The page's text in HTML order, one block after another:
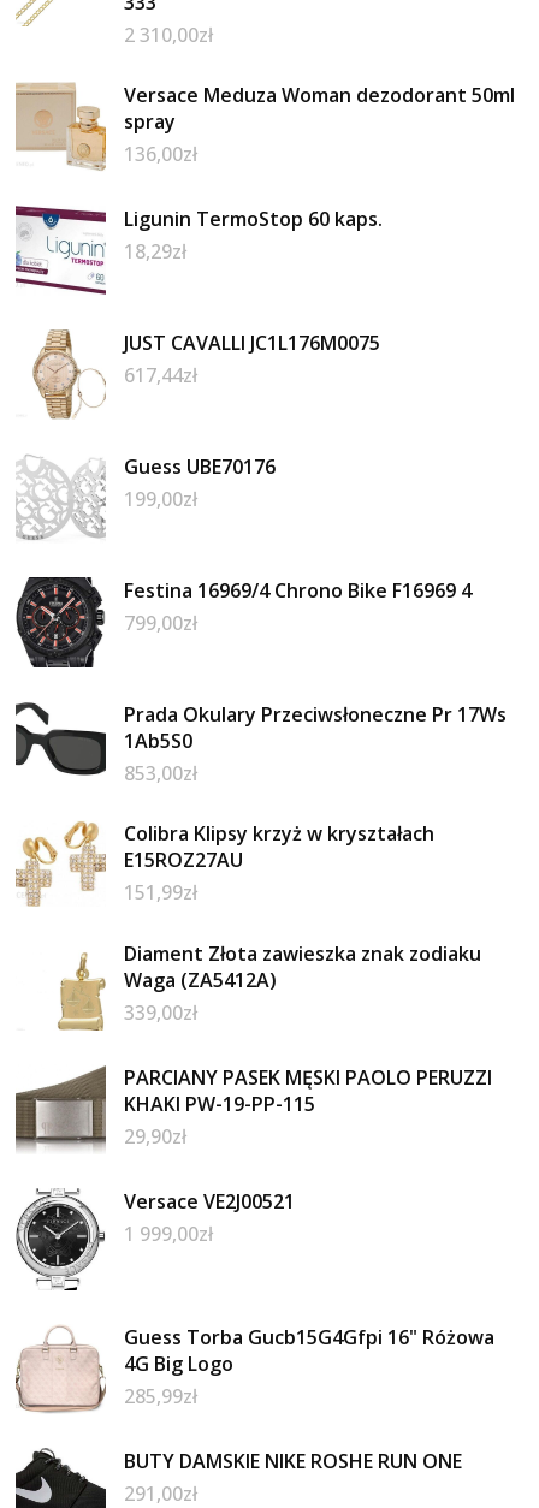
2 310,00zł
Versace Meduza Woman dezodorant 50ml
spray
136,00zł
Ligunin TermoStop 60 kaps.
18,29zł
JUST CAVALLI JC1L176M0075
617,44zł
Guess UBE70176
199,00zł
Festina 16969/4 Chrono Bike F16969 4
799,00zł
Prada Okulary Przeciwsłoneczne Pr 17Ws
1Ab5S0
853,00zł
Colibra Klipsy krzyż w kryształach
E15ROZ27AU
151,99zł
Diament Złota zawieszka znak zodiaku
Waga (ZA5412A)
339,00zł
PARCIANY PASEK MĘSKI PAOLO PERUZZI
KHAKI PW-19-PP-115
29,90zł
Versace VE2J00521
1 999,00zł
Guess Torba Gucb15G4Gfpi 16" Różowa
4G Big Logo
285,99zł
BUTY DAMSKIE NIKE ROSHE RUN ONE
291,00zł